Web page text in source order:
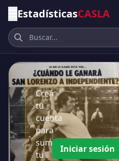
EstadísticasCASLA
Creá
tu
cuenta
para
sumar
tu
Iniciar sesión